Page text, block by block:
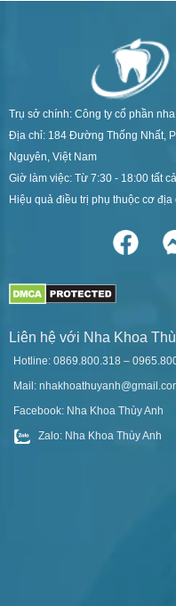
Trụ sở chính: Công ty cổ phần
Địa chỉ: 184 Đường Thống Nhất,
Nguyên, Việt Nam
Giờ làm việc: Từ 7:30 - 18:00 tất
Hiệu quả điều trị phụ thuộc cơ
Liên hệ với Nha Khoa
Hotline: 0869.800.318 –
Mail:
Facebook: Nha Khoa Thùy Anh
Zalo: Nha Khoa Thùy Anh